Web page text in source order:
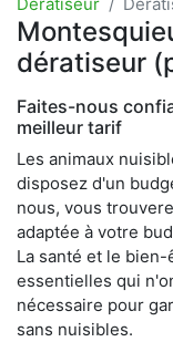
dératiseur
Faites-nous
meilleur tarif
Les animaux
disposez d'un
nous, vous
adaptée à votre
La santé et le
essentielles qui
nécessaire pour
sans nuisibles.